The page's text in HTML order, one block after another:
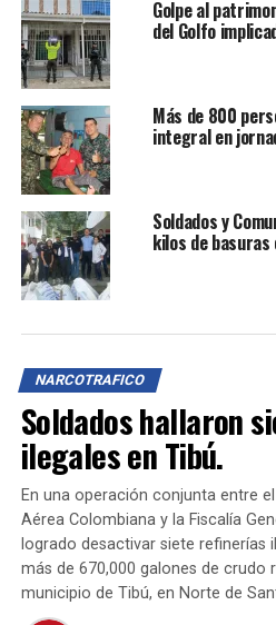
tardar cientos de años, y en
fuentes hídricas es irreparable.
reitera su compromiso de
operaciones contra los factores
afectan a Norte de Santander.
TEMAS RELACIONADOS:
EJÉRCITO NACIONAL
FISCALÍA GENERAL DE LA NACIÓN
GRUPOS ARMADOS ILEGALES
IMPACTO AMBIENTAL
NORTE DE
OLEODUCTO CAÑO LIMÓN-COVEÑAS
OPERACIONES MILITARES
VÁLVULAS ILÍCITAS
HASTA LA PRÓXIMA
Soldados hallaron un
rural de Arboledas.
NO TE PIERDAS
Tropas del Ejército Nacional
cocaína.
Golpe al
del Golfo
Más de 800
integral en
Soldados y
kilos de basuras
NARCOTRAFICO
Soldados hallaron
ilegales en Tibú.
En una operación conjunta entre
Aérea Colombiana y la Fiscalía
logrado desactivar siete refinerías
más de 670,000 galones de crudo
municipio de Tibú, en Norte de